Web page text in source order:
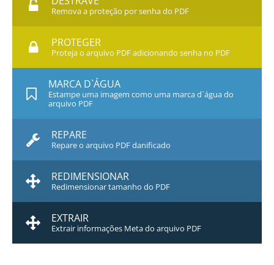
Remova a proteção por senha do PDF
PROTEGER
Proteja o arquivo PDF adicionando senha no PDF
MARCA D`ÁGUA
Estampe uma imagem como uma marca d`água do
arquivo PDF
REPARE
Repare o arquivo PDF danificado
REDIMENSIONAR
Redimensionar tamanho do PDF
EXTRAIR
Extrair informações Meta do arquivo PDF